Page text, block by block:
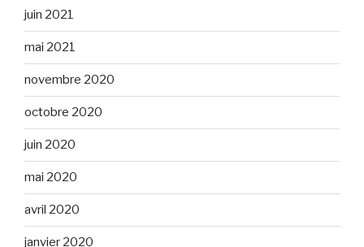
juin 2021
mai 2021
novembre 2020
octobre 2020
juin 2020
mai 2020
avril 2020
janvier 2020